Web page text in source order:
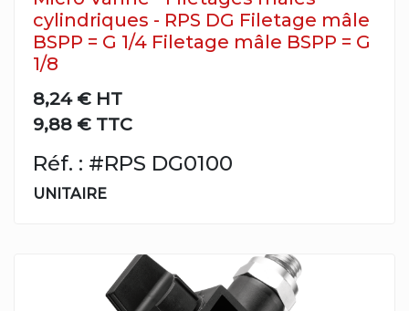
cylindriques - RPS DG Filetage mâle
BSPP = G 1/4 Filetage mâle BSPP = G
1/8
8,24 € HT
9,88 € TTC
Réf. : #RPS DG0100
UNITAIRE